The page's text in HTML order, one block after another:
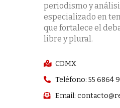
periodismo y
especializado en
que fortalece el
libre y plural.
CDMX
Teléfono: 55 6864
Email: